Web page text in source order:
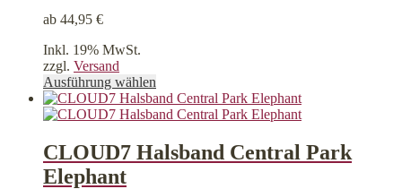
werden
ab 44,95 €
Inkl. 19% MwSt.
zzgl. Versand
Ausführung wählen
Produkt
weist
Varianten
auf.
CLOUD7 Halsband Central Park
Elephant